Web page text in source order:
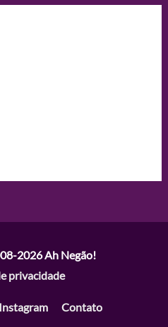
2026Ah Negão!
privacidade
Instagram Contato